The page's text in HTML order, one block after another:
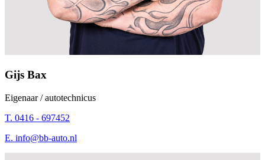
Gijs Bax
Eigenaar / autotechnicus
T. 0416 - 697452
E. info@bb-auto.nl